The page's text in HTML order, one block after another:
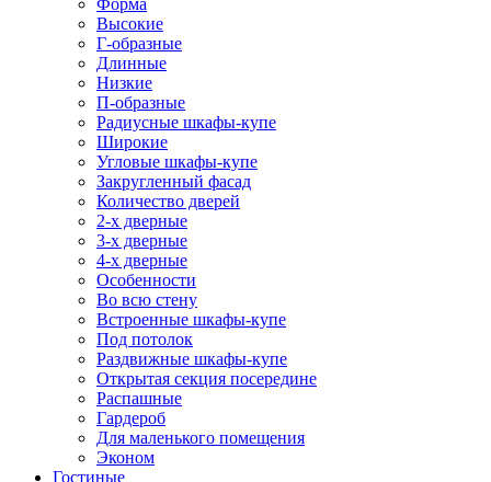
Форма
Высокие
Г-образные
Длинные
Низкие
П-образные
Радиусные шкафы-купе
Широкие
Угловые шкафы-купе
Закругленный фасад
Количество дверей
2-х дверные
3-х дверные
4-х дверные
Особенности
Во всю стену
Встроенные шкафы-купе
Под потолок
Раздвижные шкафы-купе
Открытая секция посередине
Распашные
Гардероб
Для маленького помещения
Эконом
Гостиные